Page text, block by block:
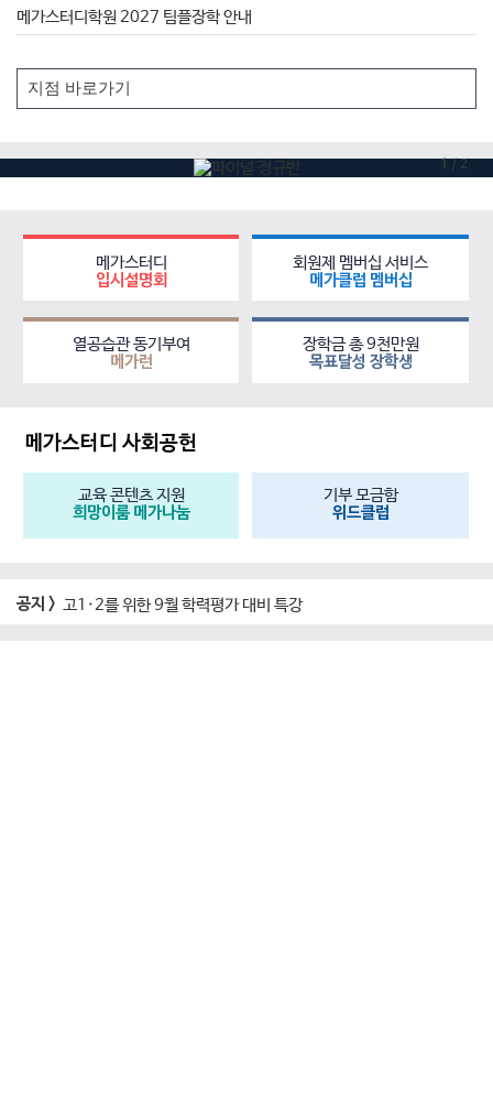
메가스터디학원 2027 팀플장학 안내
1 / 2
메가스터디
입시설명회
회원제 멤버십 서비스
메가클럽 멤버십
열공습관 동기부여
메가런
장학금 총 9천만원
목표달성 장학생
메가스터디 사회공헌
교육 콘텐츠 지원
희망이룸 메가나눔
기부 모금함
위드클럽
공지 > 고1·2를 위한 9월 학력평가 대비 특강